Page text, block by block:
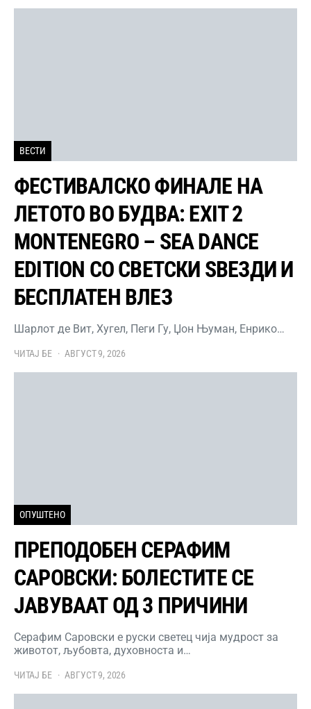
ВЕСТИ
ФЕСТИВАЛСКО ФИНАЛЕ НА
ЛЕТОТО ВО БУДВА: EXIT 2
MONTENEGRO – SEA DANCE
EDITION СО СВЕТСКИ ЅВЕЗДИ И
БЕСПЛАТЕН ВЛЕЗ
Шарлот де Вит, Хугел, Пеги Гу, Џон Њуман, Енрико…
ЧИТАЈ БЕ АВГУСТ 9, 2026
ОПУШТЕНО
ПРЕПОДОБЕН СЕРАФИМ
САРОВСКИ: БОЛЕСТИТЕ СЕ
ЈАВУВААТ ОД 3 ПРИЧИНИ
Серафим Саровски е руски светец чија мудрост за
животот, љубовта, духовноста и…
ЧИТАЈ БЕ АВГУСТ 9, 2026